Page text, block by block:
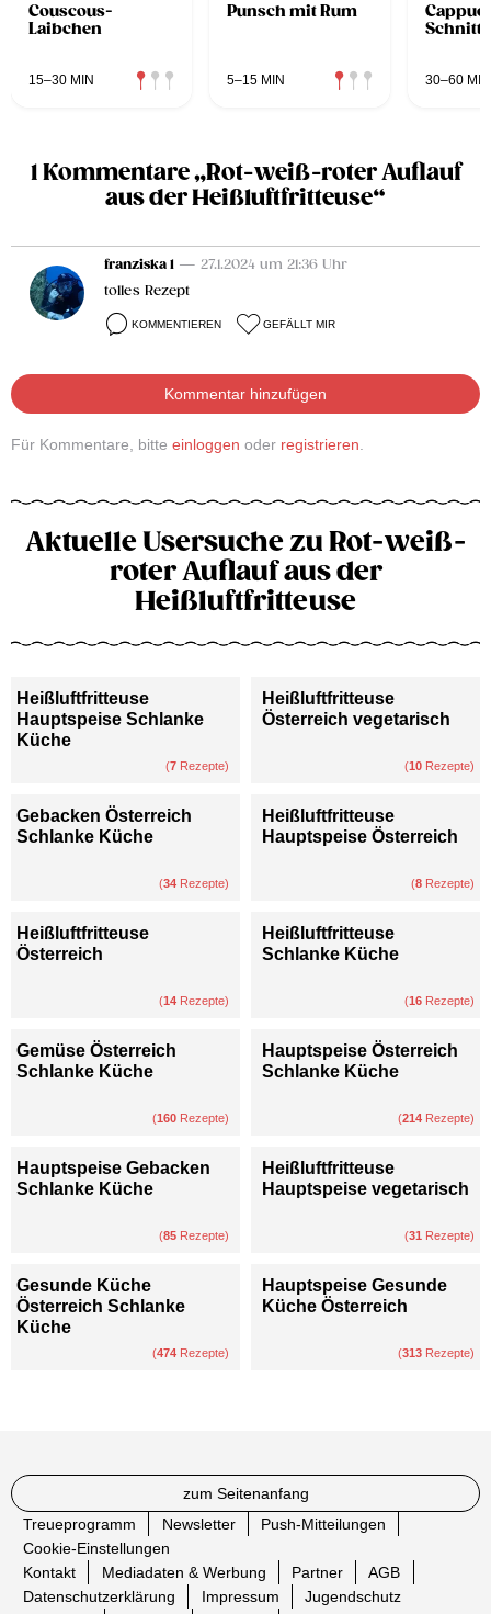
Couscous-
Laibchen
15–30 MIN
Punsch mit Rum
5–15 MIN 30–60 MIN
1 Kommentare „Rot-weiß-roter Auflauf
aus der Heißluftfritteuse“
franziska 1 — 27.1.2024 um 21:36 Uhr
tolles Rezept
KOMMENTIEREN GEFÄLLT MIR
Kommentar hinzufügen
Für Kommentare, bitte einloggen oder registrieren.
Aktuelle Usersuche zu Rot-weiß-
roter Auflauf aus der
Heißluftfritteuse
Heißluftfritteuse
Hauptspeise Schlanke
Küche
(7 Rezepte)
Heißluftfritteuse
Österreich vegetarisch
(10 Rezepte)
Gebacken Österreich
Schlanke Küche
(34 Rezepte)
Heißluftfritteuse
Hauptspeise Österreich
(8 Rezepte)
Heißluftfritteuse
Österreich
(14 Rezepte)
Heißluftfritteuse
Schlanke Küche
(16 Rezepte)
Gemüse Österreich
Schlanke Küche
(160 Rezepte)
Hauptspeise Österreich
Schlanke Küche
(214 Rezepte)
Hauptspeise Gebacken
Schlanke Küche
(85 Rezepte)
Heißluftfritteuse
Hauptspeise vegetarisch
(31 Rezepte)
Gesunde Küche
Österreich Schlanke
Küche
(474 Rezepte)
Hauptspeise Gesunde
Küche Österreich
(313 Rezepte)
zum Seitenanfang
Treueprogramm
Newsletter
Push-Mitteilungen
Cookie-Einstellungen
Kontakt
Mediadaten & Werbung Partner
AGB
Datenschutzerklärung
Impressum
Jugendschutz